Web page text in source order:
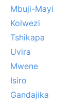
Mbuji-Mayi
Kolwezi
Tshikapa
Uvira
Mwene
Isiro
Gandajika